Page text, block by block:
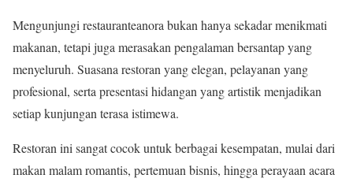
Mengunjungi restauranteanora bukan hanya sekadar menikmati
makanan, tetapi juga merasakan pengalaman bersantap yang
menyeluruh. Suasana restoran yang elegan, pelayanan yang
profesional, serta presentasi hidangan yang artistik menjadikan
setiap kunjungan terasa istimewa.
Restoran ini sangat cocok untuk berbagai kesempatan, mulai dari
makan malam romantis, pertemuan bisnis, hingga perayaan acara